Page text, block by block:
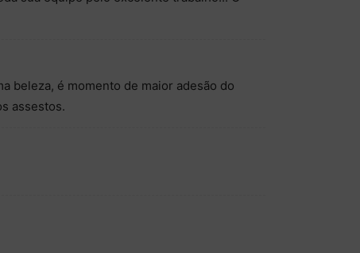
beleza, é momento de maior adesão do
assestos.